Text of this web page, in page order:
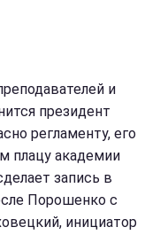
и
президент
регламенту, его
плацу академии
запись в
Порошенко с
инициатор